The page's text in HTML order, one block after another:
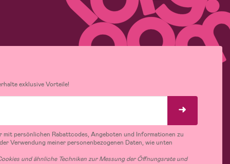
exklusive Vorteile!
mit persönlichen Rabattcodes, Angeboten und Informationen zu
Verwendung meiner personenbezogenen Daten, wie unten
und ähnliche Techniken zur Messung der Öffnungsrate und